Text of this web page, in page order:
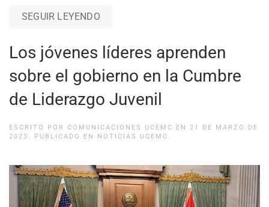
SEGUIR LEYENDO
Los jóvenes líderes aprenden
sobre el gobierno en la Cumbre
de Liderazgo Juvenil
ESCRITO POR COMUNICACIONES UCEMC EN 21 DE MARZO DE
2023
. PUBLICADO EN NOTICIAS UCEMC